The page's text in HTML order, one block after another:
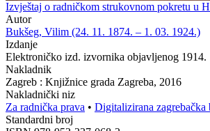
Izvještaj o radničkom strukovnom pokretu u
Autor
Bukšeg, Vilim (24. 11. 1874. – 1. 03. 1924.)
Izdanje
Elektroničko izd. izvornika objavljenog 1914.
Nakladnik
Zagreb : Knjižnice grada Zagreba, 2016
Nakladnički niz
Za radnička prava • Digitalizirana zagrebačka
Standardni broj